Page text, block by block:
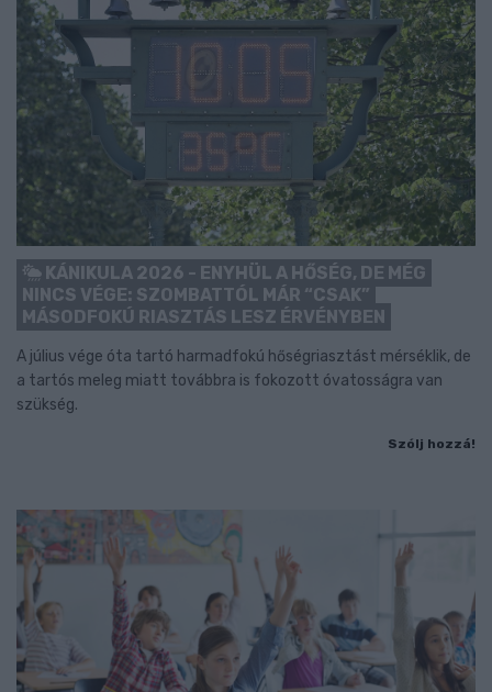
KÁNIKULA 2026 - ENYHÜL A HŐSÉG, DE MÉG
NINCS VÉGE: SZOMBATTÓL MÁR “CSAK”
MÁSODFOKÚ RIASZTÁS LESZ ÉRVÉNYBEN
A július vége óta tartó harmadfokú hőségriasztást mérséklik, de
a tartós meleg miatt továbbra is fokozott óvatosságra van
szükség.
Szólj hozzá!